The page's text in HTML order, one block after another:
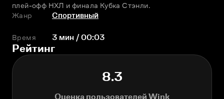
плей-офф НХЛ и финала Кубка Стэнли.
Жанр
Спортивный
Время 3 мин / 00:03
Рейтинг
8.3
Оценка пользователей Wink